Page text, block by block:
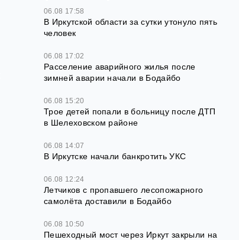
06.08 17:58
В Иркутской области за сутки утонуло пять
человек
06.08 17:02
Расселение аварийного жилья после
зимней аварии начали в Бодайбо
06.08 15:20
Трое детей попали в больницу после ДТП
в Шелеховском районе
06.08 14:07
В Иркутске начали банкротить УКС
06.08 12:24
Летчиков с пропавшего лесопожарного
самолёта доставили в Бодайбо
06.08 10:50
Пешеходный мост через Иркут закрыли на